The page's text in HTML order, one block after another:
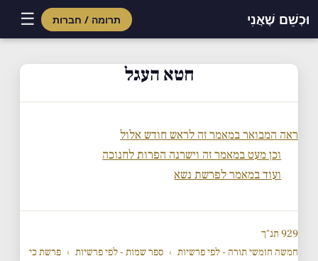
וּכְשֵׁם שֶׁאֲנִי תרומה / חברות ☰
חטא העגל
ראה המבואר במאמר זה לראש חודש אלול
וכן מעט במאמר זה וישרנה הפרות לחנוכה
ועוד במאמר לפרשת נשא
929 תנ"ך
חמשה חומשי תורה - לפי פרשיות › ספר שמות - לפי פרשיות › פרשת כי